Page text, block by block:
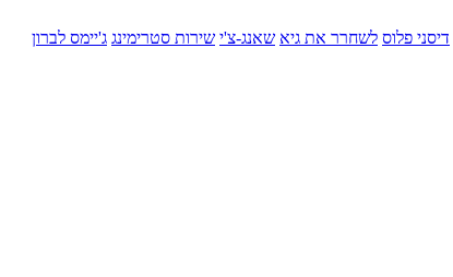
דיסני פלוס לשחרר את גיא שאנג-צ'י שירות סטרימינג ג'יימס לברון